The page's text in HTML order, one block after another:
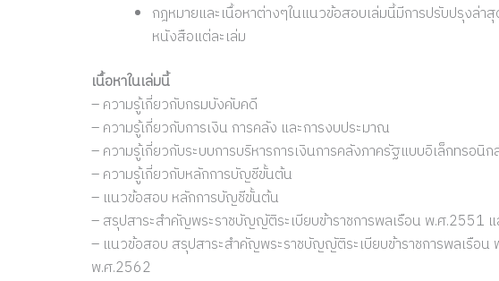
กฎหมายและเนื้อหาต่างๆในแนวข้อสอบเล่มนี้มีการปรับปรุงล่
หนังสือแต่ละเล่ม
เนื้อหาในเล่มนี้
– ความรู้เกี่ยวกับกรมบังคับคดี
– ความรู้เกี่ยวกับการเงิน การคลัง และการงบประมาณ
– ความรู้เกี่ยวกับระบบการบริหารการเงินการคลังภาครัฐแบบอิเล็กทรอนิ
– ความรู้เกี่ยวกับหลักการบัญชีขั้นต้น
– แนวข้อสอบ หลักการบัญชีขั้นต้น
– สรุปสาระสำคัญพระราชบัญญัติระเบียบข้าราชการพลเรือน พ.ศ.2551
– แนวข้อสอบ สรุปสาระสำคัญพระราชบัญญัติระเบียบข้าราชการพลเรือ
พ.ศ.2562